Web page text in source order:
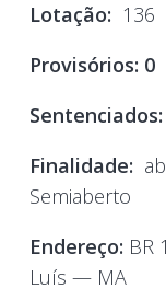
Lotação: 136
Provisórios: 0
Sentenciados:
Finalidade:
Semiaberto
Endereço: BR
Luís — MA